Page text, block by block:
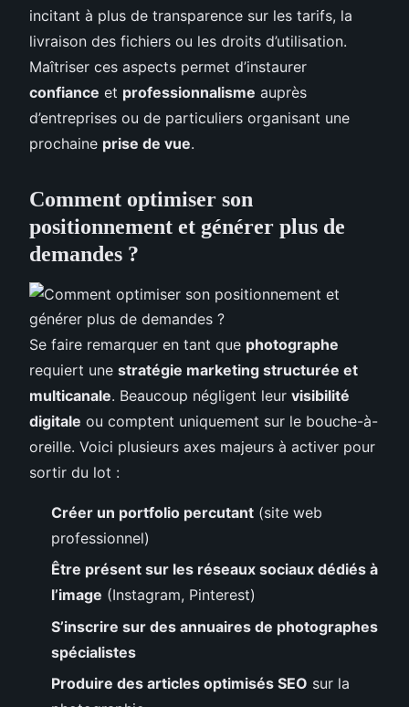
incitant à plus de transparence sur les tarifs, la
livraison des fichiers ou les droits d’utilisation.
Maîtriser ces aspects permet d’instaurer
confiance et professionnalisme auprès
d’entreprises ou de particuliers organisant une
prochaine prise de vue.
Comment optimiser son
positionnement et générer plus de
demandes ?
Se faire remarquer en tant que photographe
requiert une stratégie marketing structurée et
multicanale. Beaucoup négligent leur visibilité
digitale ou comptent uniquement sur le bouche-à-
oreille. Voici plusieurs axes majeurs à activer pour
sortir du lot :
Créer un portfolio percutant (site web
professionnel)
Être présent sur les réseaux sociaux dédiés à
l’image (Instagram, Pinterest)
S’inscrire sur des annuaires de photographes
spécialistes
Produire des articles optimisés SEO sur la